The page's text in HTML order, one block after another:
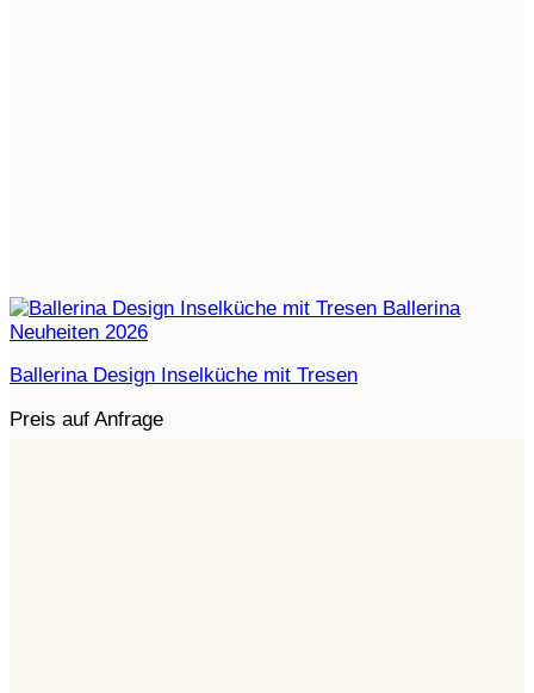
Ballerina Design Inselküche mit Tresen
Preis auf Anfrage